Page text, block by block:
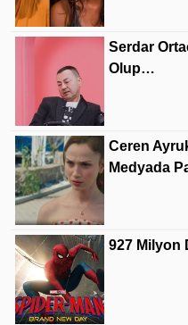
Serdar
Olup…
Ceren
Medyada
927 Milyon